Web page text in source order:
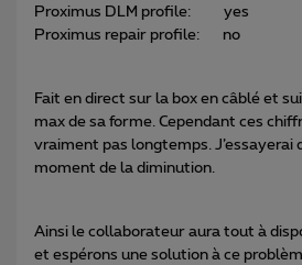
Proximus DLM profile: yes
Proximus repair profile: no
Fait en direct sur la box en câblé et
max de sa forme. Cependant ces
vraiment pas longtemps. J’essayerai
moment de la diminution.
Ainsi le collaborateur aura tout à
et espérons une solution à ce